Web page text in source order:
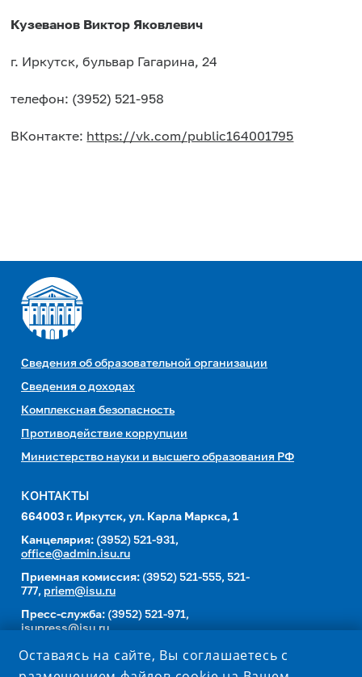
Кузеванов Виктор Яковлевич
г. Иркутск, бульвар Гагарина, 24
телефон: (3952) 521-958
ВКонтакте: https://vk.com/public164001795
Сведения об образовательной организации
Сведения о доходах
Комплексная безопасность
Противодействие коррупции
Министерство науки и высшего образования РФ
КОНТАКТЫ
664003 г. Иркутск, ул. Карла Маркса, 1
Канцелярия: (3952) 521-931,
office@admin.isu.ru
Приемная комиссия: (3952) 521-555, 521-
777, priem@isu.ru
Пресс-служба: (3952) 521-971,
isupress@isu.ru
Телефонный справочник
Оставаясь на сайте, Вы соглашаетесь с